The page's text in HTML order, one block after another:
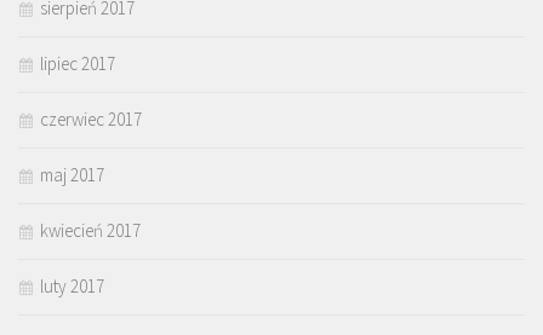
sierpień 2017
lipiec 2017
czerwiec 2017
maj 2017
kwiecień 2017
luty 2017